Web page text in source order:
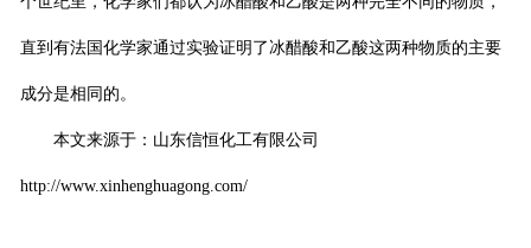
直到有法国化学家通过实验证明了冰醋酸和乙酸这两种物质的主要
成分是相同的。
本文来源于：山东信恒化工有限公司
http://www.xinhenghuagong.com/